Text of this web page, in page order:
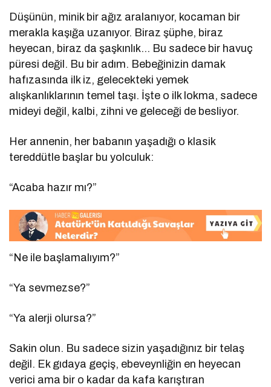
Düşünün, minik bir ağız aralanıyor, kocaman bir
merakla kaşığa uzanıyor. Biraz şüphe, biraz
heyecan, biraz da şaşkınlık… Bu sadece bir havuç
püresi değil. Bu bir adım. Bebeğinizin damak
hafızasında ilk iz, gelecekteki yemek
alışkanlıklarının temel taşı. İşte o ilk lokma, sadece
mideyi değil, kalbi, zihni ve geleceği de besliyor.
Her annenin, her babanın yaşadığı o klasik
tereddütle başlar bu yolculuk:
“Acaba hazır mı?”
“Ne ile başlamalıyım?”
“Ya sevmezse?”
“Ya alerji olursa?”
Sakin olun. Bu sadece sizin yaşadığınız bir telaş
değil. Ek gıdaya geçiş, ebeveynliğin en heyecan
verici ama bir o kadar da kafa karıştıran